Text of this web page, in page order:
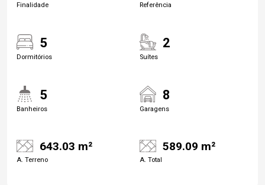
Finalidade Referência
5
Dormitórios
2
Suítes
5
Banheiros
8
Garagens
643.03 m²
A. Terreno
589.09 m²
A. Total